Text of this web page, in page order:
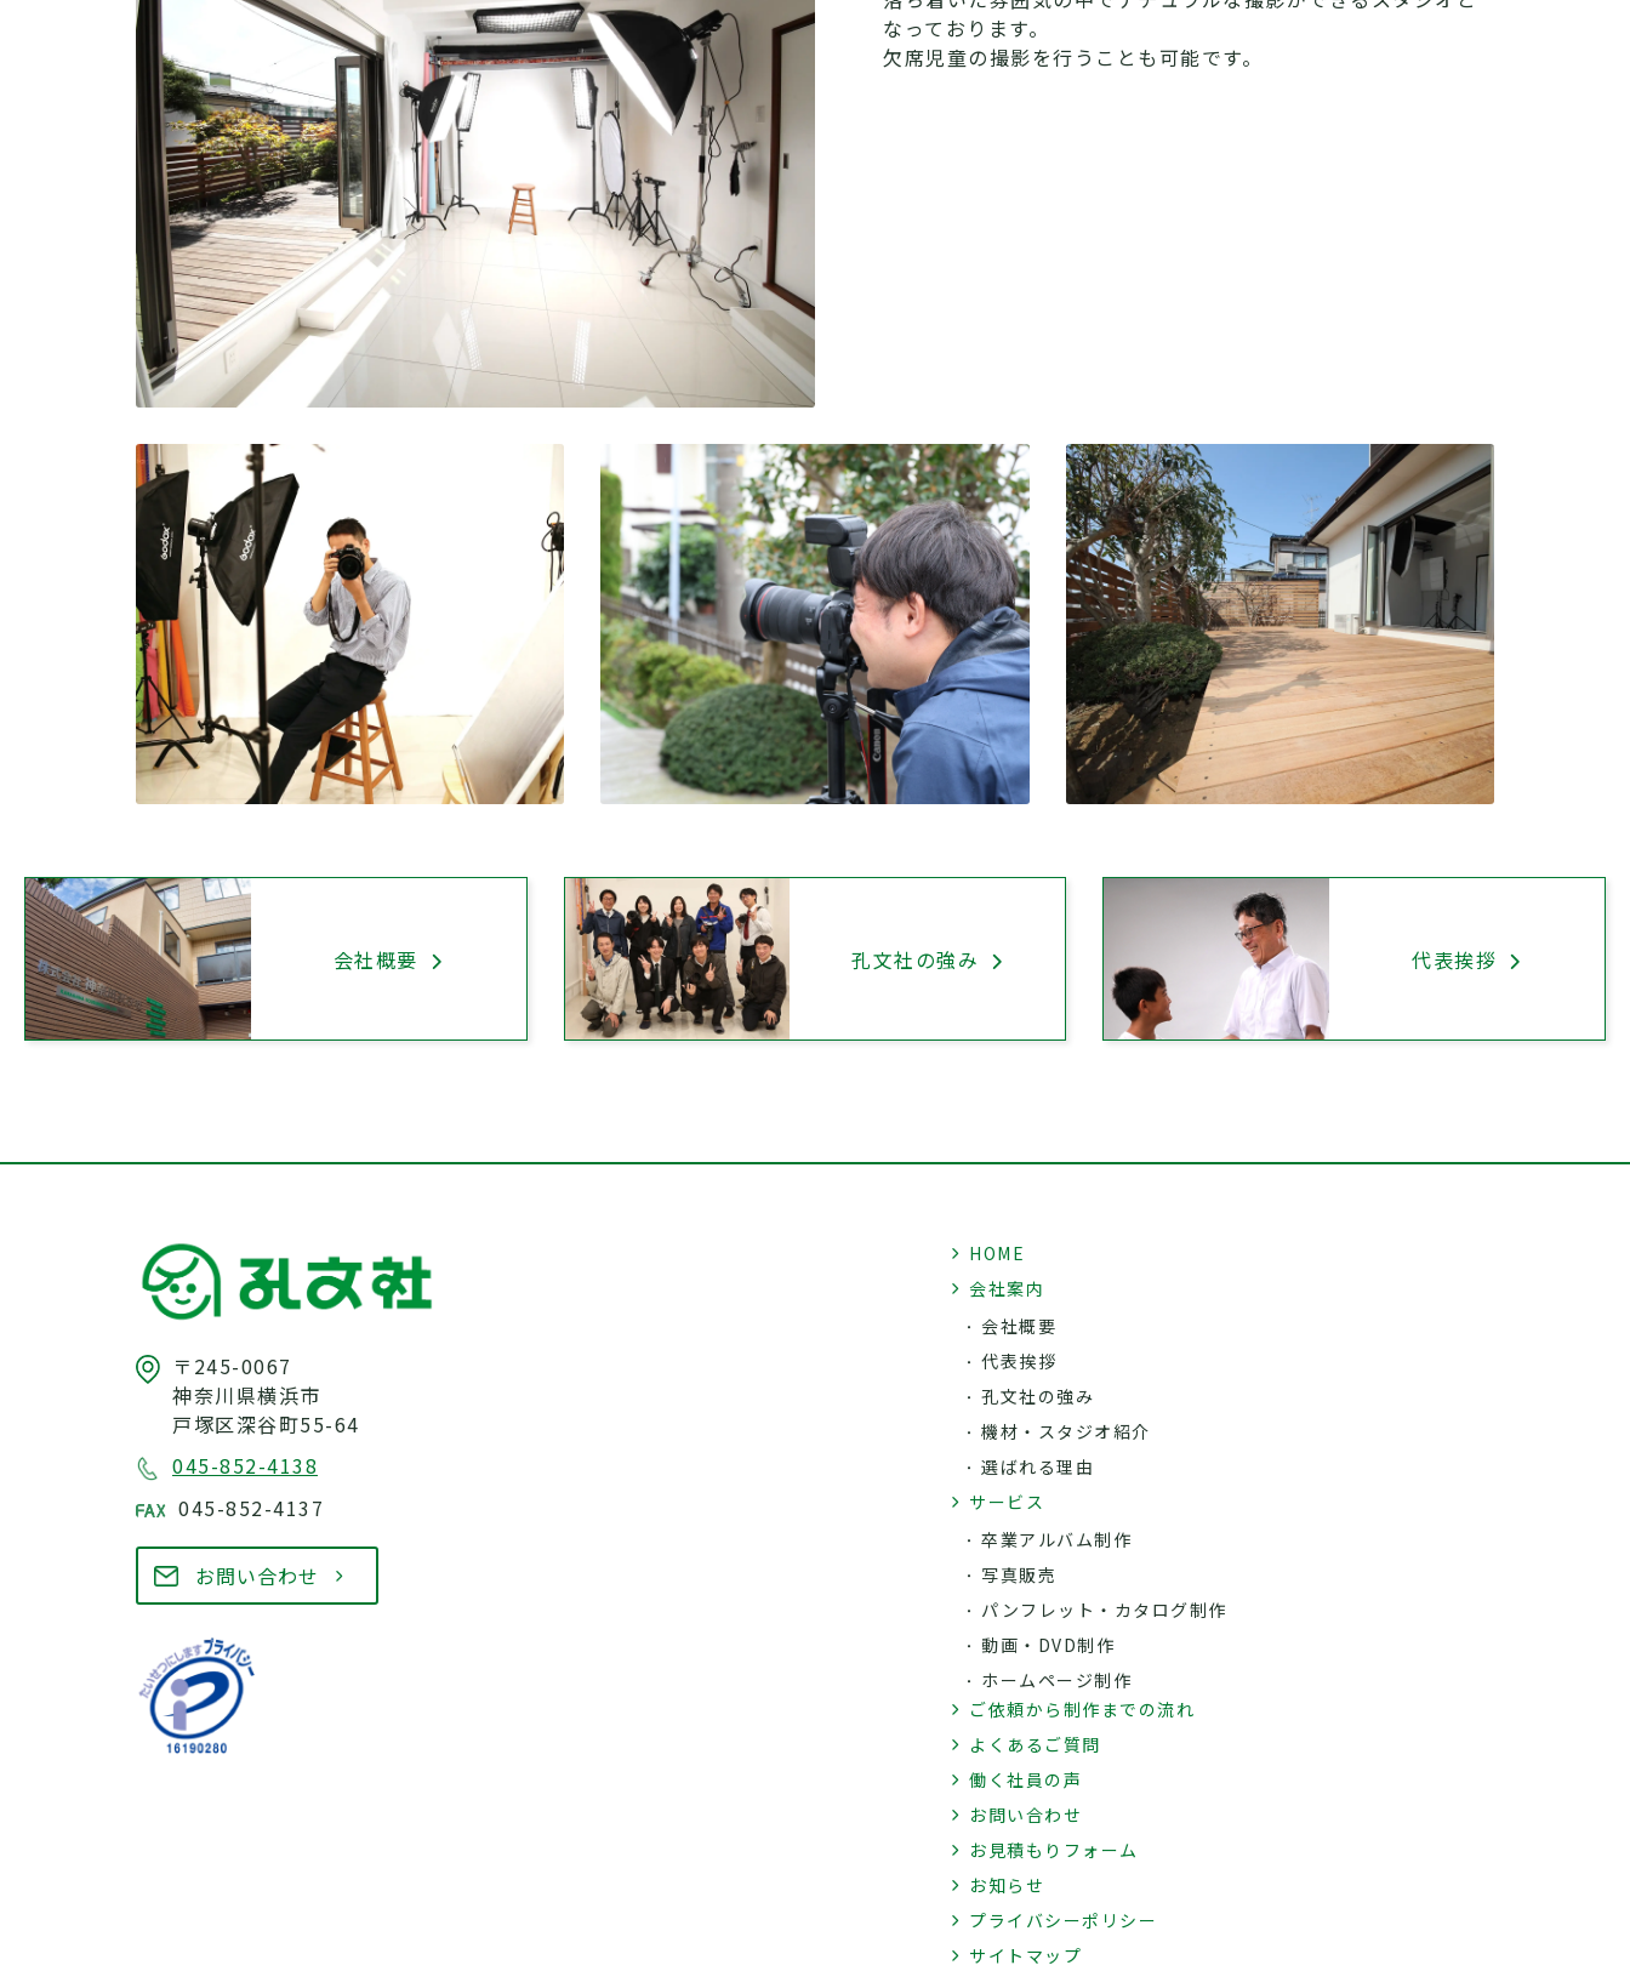
なっております。
欠席児童の撮影を行うことも可能です。
会社概要 孔文社の強み 代表挨拶
〒245-0067
神奈川県横浜市
戸塚区深谷町55-64
045-852-4138
045-852-4137
お問い合わせ
HOME
会社案内
会社概要
代表挨拶
孔文社の強み
機材・スタジオ紹介
選ばれる理由
サービス
卒業アルバム制作
写真販売
パンフレット・カタログ制作
動画・DVD制作
ホームページ制作
ご依頼から制作までの流れ
よくあるご質問
働く社員の声
お問い合わせ
お見積もりフォーム
お知らせ
プライバシーポリシー
サイトマップ